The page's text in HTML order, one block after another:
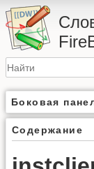
Боковая
Содержание